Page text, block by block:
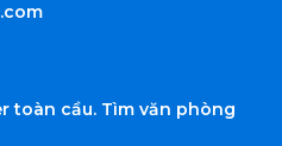
toàn cầu. Tìm văn phòng